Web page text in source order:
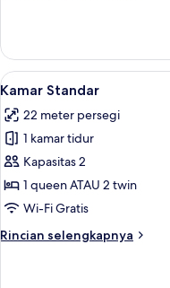
Cottage
Garden
View
Lihat
semua
foto
untuk
Kamar
Standar
8
Kamar Standar
22 meter persegi
1 kamar tidur
Kapasitas 2
1 queen ATAU 2 twin
Wi-Fi Gratis
Rincian selengkapnya
Rincian